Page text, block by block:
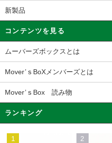
新製品
コンテンツを見る
ムーバーズボックスとは
Mover’ｓBoXメンバーズとは
Mover’ｓBox 読み物
ランキング
1 2